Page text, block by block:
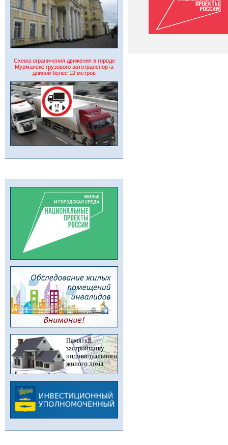
Схема ограничения движения в городе
Мурманске грузового автотранспорта
длиной более 12 метров